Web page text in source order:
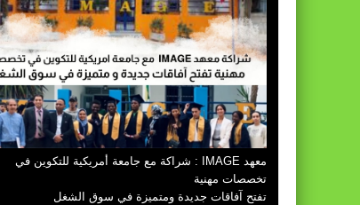
معهد IMAGE : شراكة مع جامعة أمريكية للتكوين في
تخصصات مهنية
تفتح آفاقات جديدة ومتميزة في سوق الشغل